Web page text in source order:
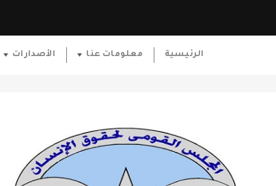
الرئيسية معلومات عنا الأصدارات